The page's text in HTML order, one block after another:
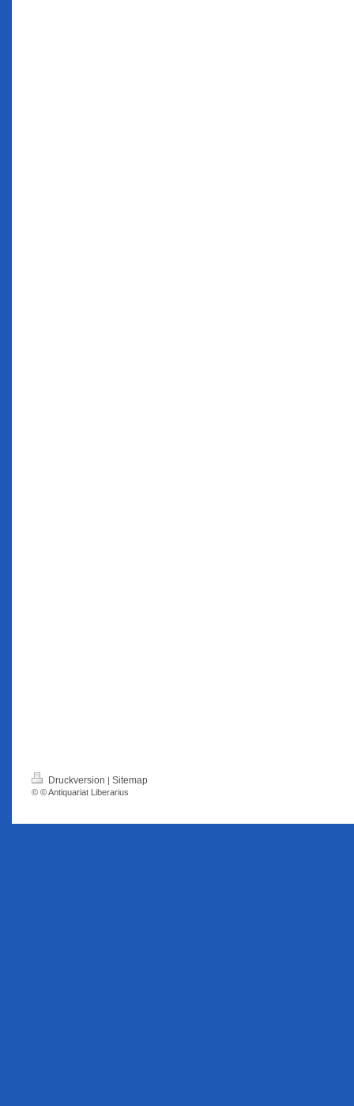
Druckversion | Sitemap
© © Antiquariat Liberarius